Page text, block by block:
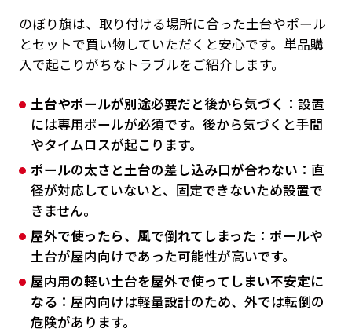
のぼり旗は、取り付ける場所に合った土台やポール
とセットで買い物していただくと安心です。単品購
入で起こりがちなトラブルをご紹介します。
土台やポールが別途必要だと後から気づく：設置
には専用ポールが必須です。後から気づくと手間
やタイムロスが起こります。
ポールの太さと土台の差し込み口が合わない： 直
径が対応していないと、固定できないため設置で
きません。
屋外で使ったら、風で倒れてしまった：ポールや
土台が屋内向けであった可能性が高いです。
屋内用の軽い土台を屋外で使ってしまい不安定に
なる： 屋内向けは軽量設計のため、外では転倒の
危険があります。